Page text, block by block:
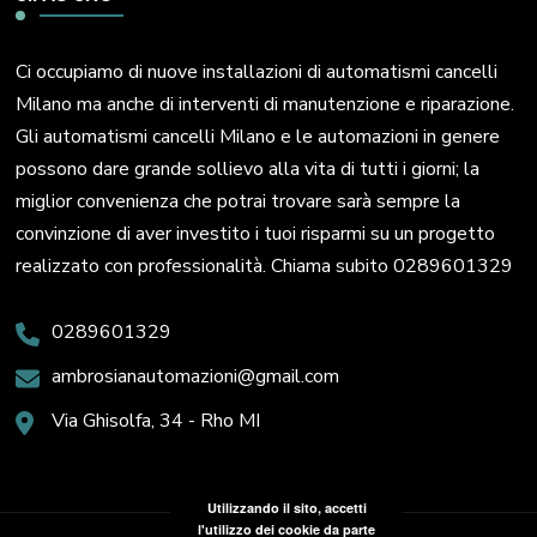
Ci occupiamo di nuove installazioni di automatismi cancelli
Milano ma anche di interventi di manutenzione e riparazione.
Gli automatismi cancelli Milano e le automazioni in genere
possono dare grande sollievo alla vita di tutti i giorni; la
miglior convenienza che potrai trovare sarà sempre la
convinzione di aver investito i tuoi risparmi su un progetto
realizzato con professionalità. Chiama subito 0289601329
0289601329
ambrosianautomazioni@gmail.com
Via Ghisolfa, 34 - Rho MI
Utilizzando il sito, accetti
l'utilizzo dei cookie da parte